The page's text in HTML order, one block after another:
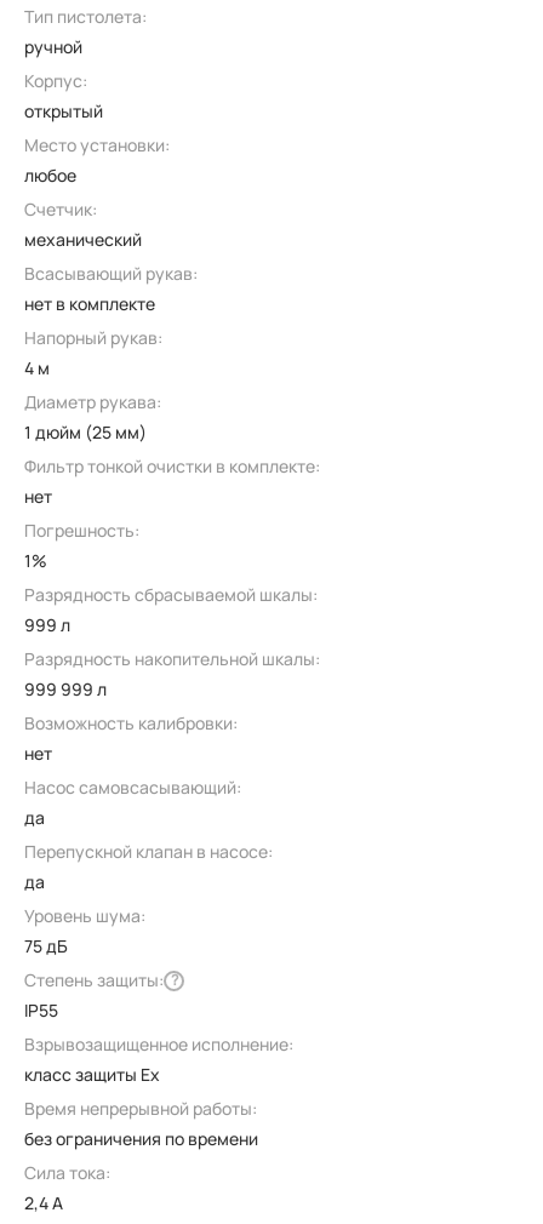
Тип пистолета:
ручной
Корпус:
открытый
Место установки:
любое
Счетчик:
механический
Всасывающий рукав:
нет в комплекте
Напорный рукав:
4 м
Диаметр рукава:
1 дюйм (25 мм)
Фильтр тонкой очистки в комплекте:
нет
Погрешность:
1%
Разрядность сбрасываемой шкалы:
999 л
Разрядность накопительной шкалы:
999 999 л
Возможность калибровки:
нет
Насос самовсасывающий:
да
Перепускной клапан в насосе:
да
Уровень шума:
75 дБ
Степень защиты: ?
IP55
Взрывозащищенное исполнение:
класс защиты Ex
Время непрерывной работы:
без ограничения по времени
Сила тока:
2,4 А